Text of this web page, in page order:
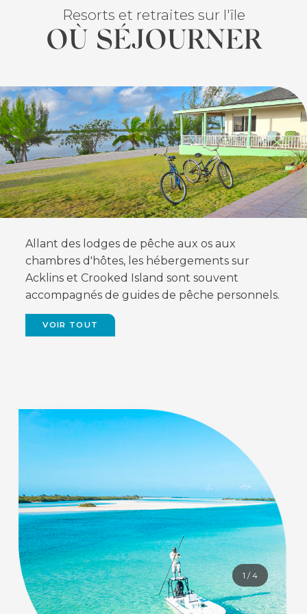
Resorts et retraites sur l'île
OÙ SÉJOURNER
FEATURED
Allant des lodges de pêche aux os aux
chambres d'hôtes, les hébergements sur
Acklins et Crooked Island sont souvent
accompagnés de guides de pêche personnels.
VOIR TOUT
1 /4